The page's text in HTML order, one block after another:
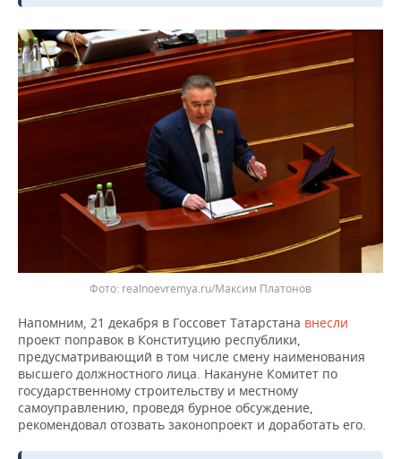
Фото: realnoevremya.ru/Максим Платонов
Напомним, 21 декабря в Госсовет Татарстана внесли
проект поправок в Конституцию республики,
предусматривающий в том числе смену наименования
высшего должностного лица. Накануне Комитет по
государственному строительству и местному
самоуправлению, проведя бурное обсуждение,
рекомендовал отозвать законопроект и доработать его.